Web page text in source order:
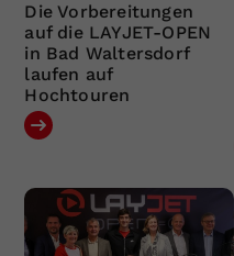
Die Vorbereitungen
auf die LAYJET-OPEN
in Bad Waltersdorf
laufen auf
Hochtouren